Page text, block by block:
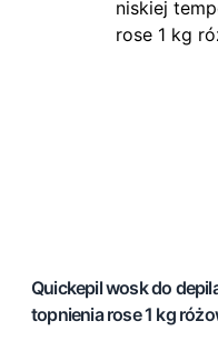
Quickepil wosk do
topnienia rose 1 kg